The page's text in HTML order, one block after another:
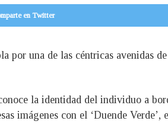
en Twitter
por una de las céntricas avenidas
la identidad del individuo a
imágenes con el ‘Duende Verde’,